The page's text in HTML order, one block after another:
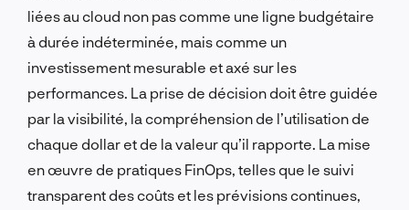
liées au cloud non pas comme une ligne budgétaire
à durée indéterminée, mais comme un
investissement mesurable et axé sur les
performances. La prise de décision doit être guidée
par la visibilité, la compréhension de l’utilisation de
chaque dollar et de la valeur qu’il rapporte. La mise
en œuvre de pratiques FinOps, telles que le suivi
transparent des coûts et les prévisions continues,